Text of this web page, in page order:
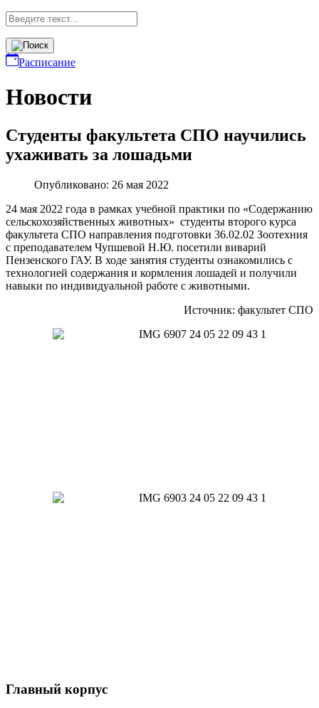
Расписание
Новости
Студенты факультета СПО научились
ухаживать за лошадьми
Опубликовано: 26 мая 2022
24 мая 2022 года в рамках учебной практики по «Содержанию
сельскохозяйственных животных» студенты второго курса
факультета СПО направления подготовки 36.02.02 Зоотехния
с преподавателем Чупшевой Н.Ю. посетили виварий
Пензенского ГАУ. В ходе занятия студенты ознакомились с
технологией содержания и кормления лошадей и получили
навыки по индивидуальной работе с животными.
Источник: факультет СПО
Главный корпус